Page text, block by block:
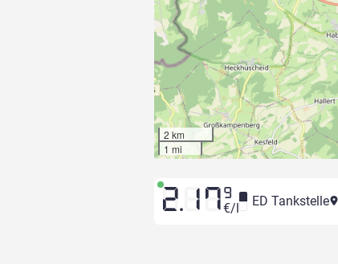
2 km
1 mi
2.17 9
€/l ED Tankstelle